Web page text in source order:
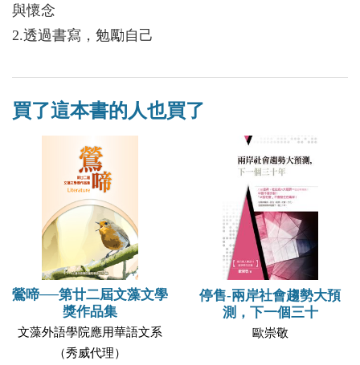
與懷念
2.透過書寫，勉勵自己
買了這本書的人也買了
鶯啼──第廿二屆文藻文學
獎作品集
文藻外語學院應用華語文系
（秀威代理）
停售-兩岸社會趨勢大預
測，下一個三十
歐崇敬